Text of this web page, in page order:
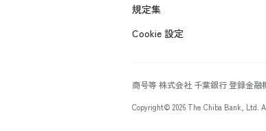
規定集
Cookie 設定
商号等 株式会社 千葉銀行 登録金
Copyright© 2026 The Chiba Bank, Ltd.